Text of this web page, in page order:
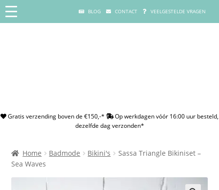
BLOG CONTACT VEELGESTELDE VRAGEN
Gratis verzending boven de €150,-*
Op werkdagen vóór 16:00 uur besteld,
dezelfde dag verzonden*
Home Badmode Bikini's
Sassa Triangle Bikiniset –
Sea Waves